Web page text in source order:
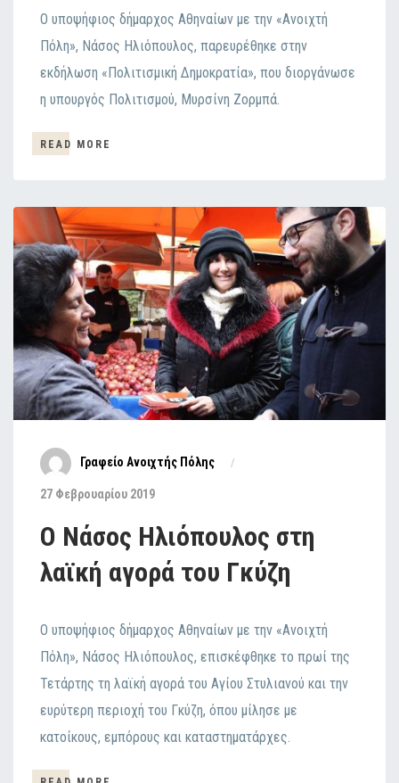
Ο υποψήφιος δήμαρχος Αθηναίων με την «Ανοιχτή
Πόλη», Νάσος Ηλιόπουλος, παρευρέθηκε στην
εκδήλωση «Πολιτισμική Δημοκρατία», που διοργάνωσε
η υπουργός Πολιτισμού, Μυρσίνη Ζορμπά.
READ MORE
Γραφείο Ανοιχτής Πόλης
27 Φεβρουαρίου 2019
Ο Νάσος Ηλιόπουλος στη
λαϊκή αγορά του Γκύζη
Ο υποψήφιος δήμαρχος Αθηναίων με την «Ανοιχτή
Πόλη», Νάσος Ηλιόπουλος, επισκέφθηκε το πρωί της
Τετάρτης τη λαϊκή αγορά του Αγίου Στυλιανού και την
ευρύτερη περιοχή του Γκύζη, όπου μίλησε με
κατοίκους, εμπόρους και καταστηματάρχες.